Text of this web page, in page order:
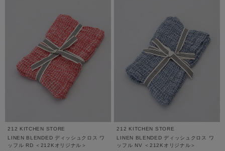
212 KITCHEN STORE
LINEN BLENDED ディッシュクロス ワ
ッフル RD ＜212Kオリジナル＞
212 KITCHEN STORE
LINEN BLENDED ディッシュクロス ワ
ッフル NV ＜212Kオリジナル＞